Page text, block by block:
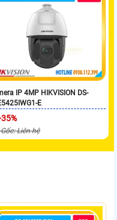
IP 4MP HIKVISION DS-
E
35%
Liên hệ